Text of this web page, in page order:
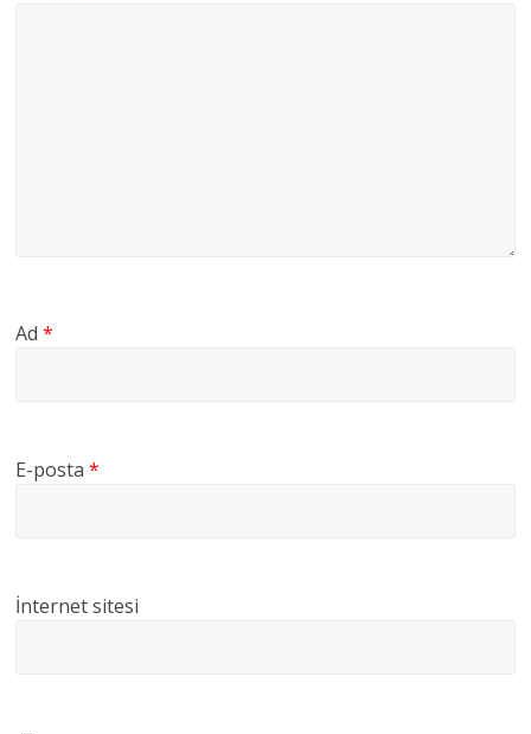
Ad*
E-posta*
İnternet sitesi